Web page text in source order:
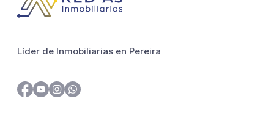
Líder de Inmobiliarias en Pereira